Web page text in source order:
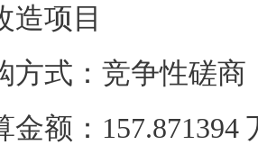
造项目
方式：竞争性磋商
金额：157.871394